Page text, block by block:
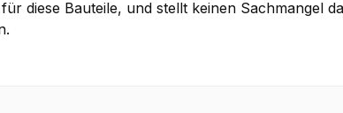
diese Bauteile, und stellt keinen Sachmangel